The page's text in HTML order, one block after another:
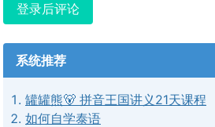
登录后评论
系统推荐
罐罐熊🐻 拼音王国讲义21天课程
如何自学泰语